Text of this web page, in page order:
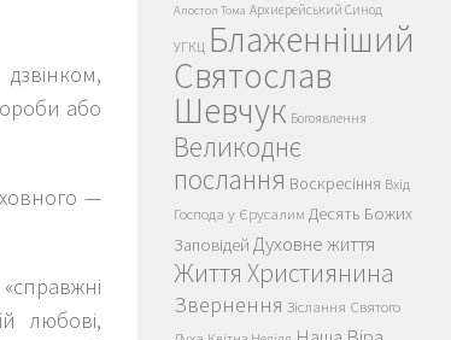
або
—
любові,
Апостол Тома Архиєрейський Синод
УГКЦ Блаженніший
Святослав
Шевчук Богоявлення
Великоднє
послання Воскресіння Вхід
Господа у Єрусалим Десять Божих
Заповідей Духовне життя
Життя Християнина
Звернення Зіслання Святого